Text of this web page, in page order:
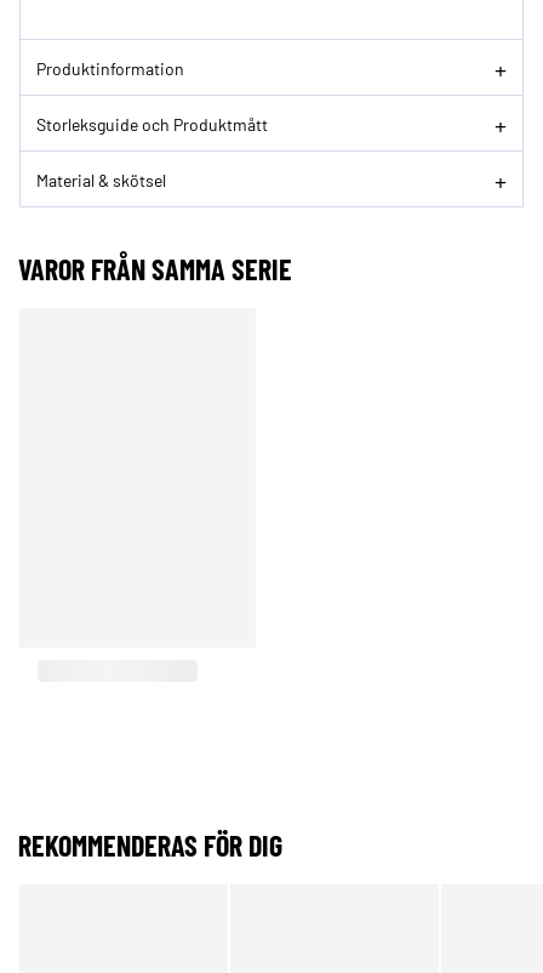
Produktinformation
Storleksguide och Produktmått
Material & skötsel
VAROR FRÅN SAMMA SERIE
REKOMMENDERAS FÖR DIG